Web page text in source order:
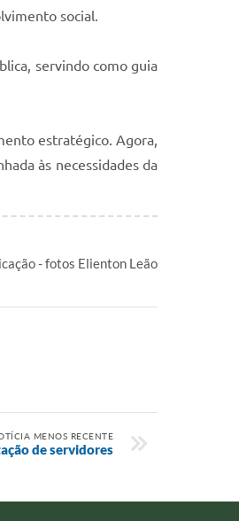
social.
servindo como guia
estratégico. Agora,
às necessidades da
- fotos Elienton Leão
MENOS RECENTE
de servidores